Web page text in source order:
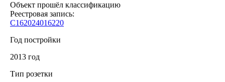
Объект прошёл классификацию
Реестровая запись:
С162024016220
Год постройки
2013 год
Тип розетки